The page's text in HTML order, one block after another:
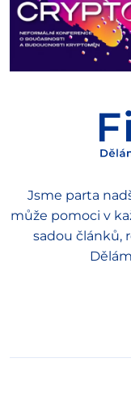
Jsme parta
může pomoci v
sadou článků,